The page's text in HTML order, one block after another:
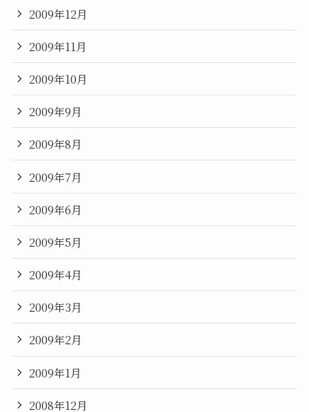
2009年12月
2009年11月
2009年10月
2009年9月
2009年8月
2009年7月
2009年6月
2009年5月
2009年4月
2009年3月
2009年2月
2009年1月
2008年12月